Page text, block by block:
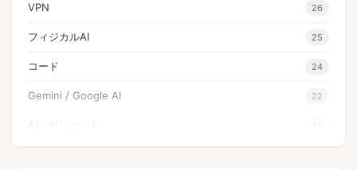
VPN 26
フィジカルAI 25
コード 24
Gemini / Google AI 22
AI・ガジェット